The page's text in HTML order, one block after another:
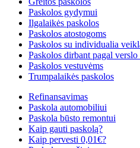
Paskolos gydymui
Ilgalaikės paskolos
Paskolos atostogoms
Paskolos su individualia
Paskolos dirbant pagal
Paskolos vestuvėms
Trumpalaikės paskolos
Refinansavimas
Paskola automobiliui
Paskola būsto remontui
Kaip gauti paskolą?
Kaip pervesti 0,01€?